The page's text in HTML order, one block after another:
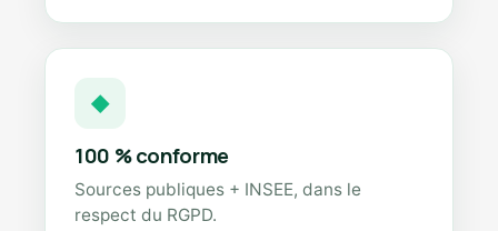
◆
100 % conforme
Sources publiques + INSEE, dans le
respect du RGPD.